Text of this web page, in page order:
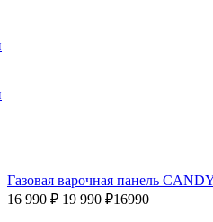
Газовая варочная панель
16 990 ₽ 19 990 ₽16990